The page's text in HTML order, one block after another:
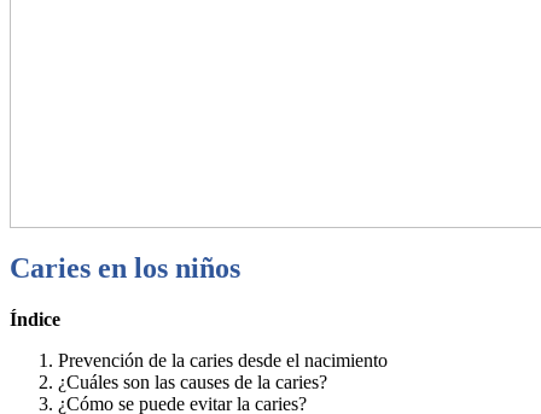
Caries en los niños
Índice
Prevención de la caries desde el nacimiento
¿Cuáles son las causes de la caries?
¿Cómo se puede evitar la caries?